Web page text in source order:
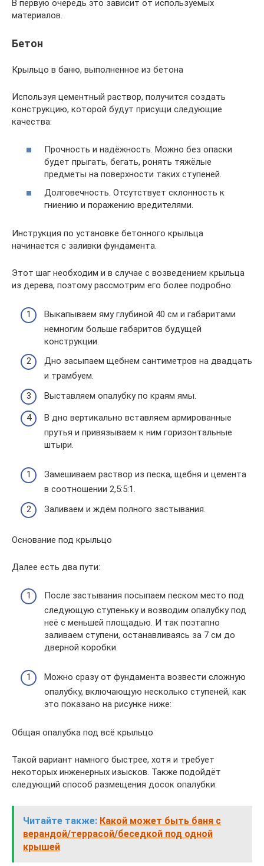
В первую очередь это зависит от используемых
материалов.
Бетон
Крыльцо в баню, выполненное из бетона
Используя цементный раствор, получится создать
конструкцию, которой будут присущи следующие
качества:
Прочность и надёжность. Можно без опаски
будет прыгать, бегать, ронять тяжёлые
предметы на поверхности таких ступеней.
Долговечность. Отсутствует склонность к
гниению и поражению вредителями.
Инструкция по установке бетонного крыльца
начинается с заливки фундамента.
Этот шаг необходим и в случае с возведением крыльца
из дерева, поэтому рассмотрим его более подробно:
Выкапываем яму глубиной 40 см и габаритами
немногим больше габаритов будущей
конструкции.
Дно засыпаем щебнем сантиметров на двадцать
и трамбуем.
Выставляем опалубку по краям ямы.
В дно вертикально вставляем армированные
прутья и привязываем к ним горизонтальные
штыри.
Замешиваем раствор из песка, щебня и цемента
в соотношении 2,5:5:1.
Заливаем и ждём полного застывания.
Основание под крыльцо
Далее есть два пути:
После застывания посыпаем песком место под
следующую ступеньку и возводим опалубку под
неё с меньшей площадью. И так поэтапно
заливаем ступени, останавливаясь за 7 см до
дверной коробки.
Можно сразу от фундамента возвести сложную
опалубку, включающую несколько ступеней, как
это показано на рисунке ниже:
Общая опалубка под всё крыльцо
Такой вариант намного быстрее, хотя и требует
некоторых инженерных изысков. Также подойдёт
следующий способ размещения досок опалубки:
Читайте также: Какой может быть баня с
верандой/террасой/беседкой под одной
крышей